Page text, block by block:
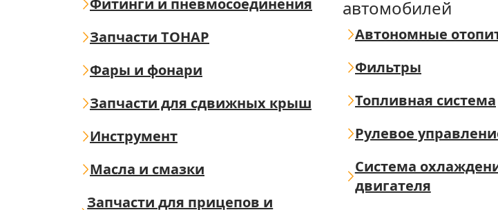
Фитинги и пневмосоединения
Запчасти ТОНАР
Фары и фонари
Запчасти для сдвижных крыш
Инструмент
Масла и смазки
Запчасти для прицепов и
автомобилей
Автономные
Фильтры
Топливная система
Рулевое
Система
двигателя